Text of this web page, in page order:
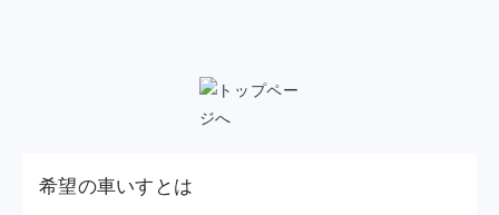
希望の車いすとは